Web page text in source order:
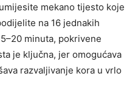
mekano tijesto koje
na 16 jednakih
minuta, pokrivene
je ključna, jer omogućava
razvaljivanje kora u vrlo